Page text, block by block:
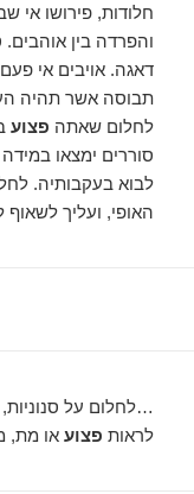
חלודות, פירושו אי
והפרדה בין אוהבים.
דאגה. אויבים אי
תבוסה אשר תהיה
לחלום שאתה פצוע
סוררים ימצאו
לבוא בעקבותיה.
האופי, ועליך
…לחלום על
לראות פצוע או מת,